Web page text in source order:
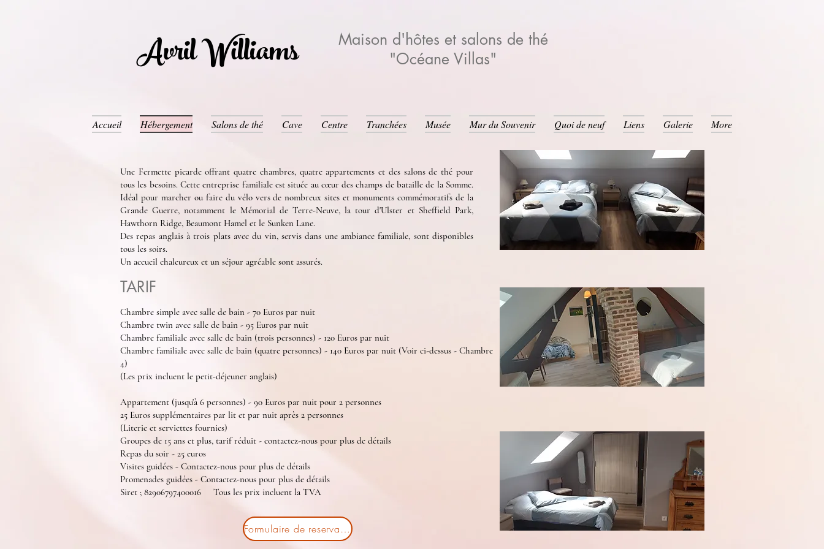
Avril Williams
Maison d'hôtes et salons de thé
"Océane Villas"
Accueil Hébergement Salons de thé Cave Centre Tranchées Musée Mur du Souvenir Quoi de neuf Liens Galerie More
Une Fermette picarde offrant quatre chambres, quatre appartements et des salons de thé pour
tous les besoins. Cette entreprise familiale est située au cœur des champs de bataille de la Somme.
Idéal pour marcher ou faire du vélo vers de nombreux sites et monuments commémoratifs de la
Grande Guerre, notamment le Mémorial de Terre-Neuve, la tour d'Ulster et Sheffield Park,
Hawthorn Ridge, Beaumont Hamel et le Sunken Lane.
Des repas anglais à trois plats avec du vin, servis dans une ambiance familiale, sont disponibles
tous les soirs.
Un accueil chaleureux et un séjour agréable sont assurés.
TARIF
Chambre simple avec salle de bain - 70 Euros par nuit
Chambre twin avec salle de bain - 95 Euros par nuit
Chambre familiale avec salle de bain (trois personnes) - 120 Euros par nuit
Chambre familiale avec salle de bain (quatre personnes) - 140 Euros par nuit (Voir ci-dessus - Chambre
4)
(Les prix incluent le petit-déjeuner anglais)
Appartement (jusqu'à 6 personnes) - 90 Euros par nuit pour 2 personnes
25 Euros supplémentaires par lit et par nuit après 2 personnes
(Literie et serviettes fournies)
Groupes de 15 ans et plus, tarif réduit - contactez-nous pour plus de détails
Repas du soir - 25 euros
Visites guidées - Contactez-nous pour plus de détails
Promenades guidées - Contactez-nous pour plus de détails
Siret ; 82906797400016 Tous les prix incluent la TVA
Formulaire de reservation